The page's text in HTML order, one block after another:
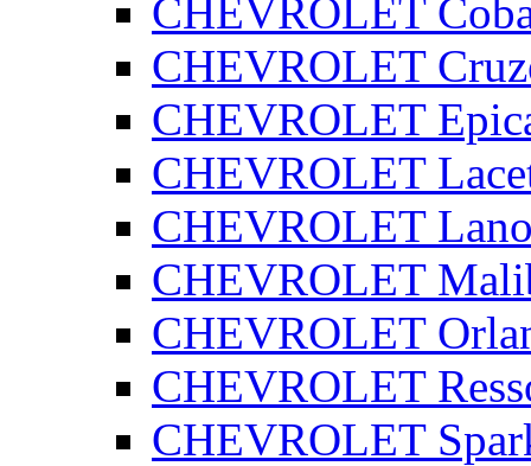
CHEVROLET
CHEVROLET
CHEVROLET
CHEVROLET
CHEVROLET
CHEVROLET
CHEVROLET
CHEVROLET
CHEVROLET